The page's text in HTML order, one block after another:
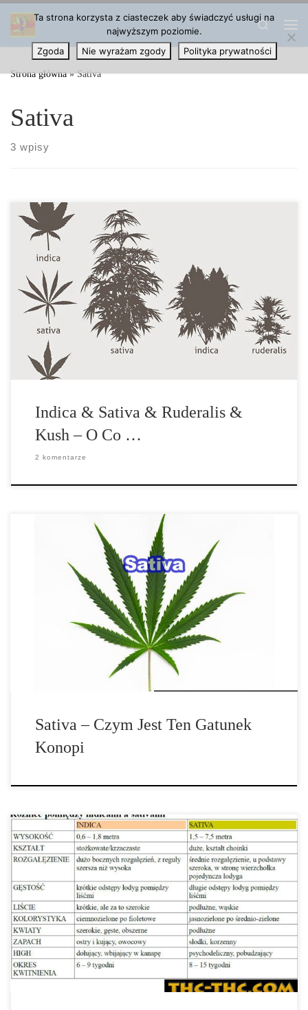
Przejdź do treści
Search
Strona główna » Sativa
Sativa
3 wpisy
Marihuana, która jest głównie uprawiana w Stanach
Zjednoczonych, wywodzi się z odmian, które zostały stworzone z
cannabis indica oraz cannabis […]
Indica & Sativa & Ruderalis &
Kush – O Co …
2 komentarze
Rośliny gatunku sativy są zadomowione na całym świecie.
Silniejsze odmiany można znaleźć w obszarach równika i
podrównikowych, na przykład w […]
Sativa – Czym Jest Ten Gatunek
Konopi
Konopie Indica i Sativa: Jakie Są Ich Różnice i Jak Je Rozróżnić?
Konopie indica i sativa to dwa główne typy […]
Ta strona korzysta z ciasteczek aby świadczyć usługi na
najwyższym poziomie.
Zgoda
Nie wyrażam zgody Polityka prywatności